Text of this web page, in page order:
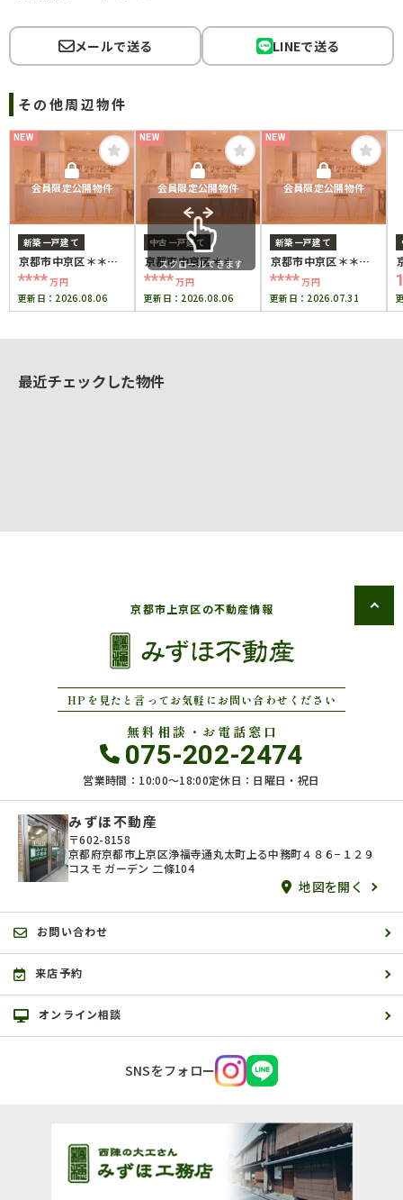
メールで送る LINEで送る
その他周辺物件
会員限定公開物件
NEW
新築一戸建て
京都市中京区＊＊＊
＊
****万円
更新日： 2026.08.06
会員限定公開物件
NEW
中古一戸建て
京都市中京区＊＊＊
＊
****万円
更新日： 2026.08.06
会員限定公開物件
NEW
新築一戸建て
京都市中京区＊＊＊
＊
****万円
更新日： 2026.07.31
スクロールできます
最近チェックした物件
京都市上京区の不動産情報
HPを見たと言ってお気軽にお問い合わせください
無料相談・お電話窓口
075-202-2474
営業時間：10:00〜18:00定休日：日曜日・祝日
みずほ不動産
〒602-8158
京都府京都市上京区浄福寺通丸太町上る中務町４８６−１２９
コスモ ガーデン 二條104
地図を開く
お問い合わせ
来店予約
オンライン相談
SNSをフォロー